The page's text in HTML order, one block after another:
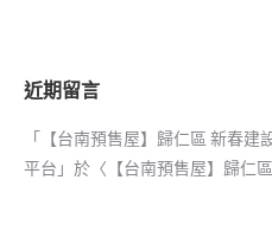
近期留言
「
【台南預售屋】歸仁區 新春
平台 」於〈 【台南預售屋】歸仁